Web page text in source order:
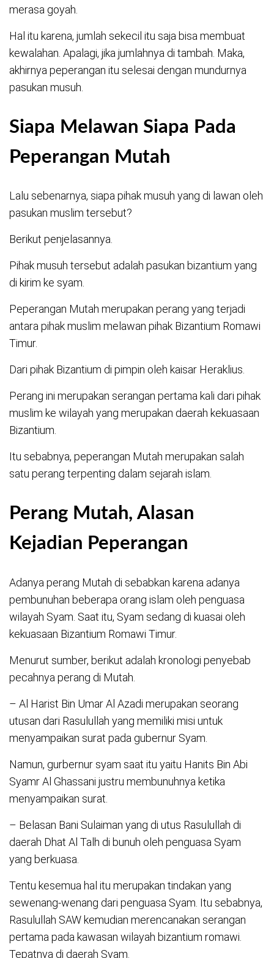
merasa goyah.
Hal itu karena, jumlah sekecil itu saja bisa membuat
kewalahan. Apalagi, jika jumlahnya di tambah. Maka,
akhirnya peperangan itu selesai dengan mundurnya
pasukan musuh.
Siapa Melawan Siapa Pada
Peperangan Mutah
Lalu sebenarnya, siapa pihak musuh yang di lawan oleh
pasukan muslim tersebut?
Berikut penjelasannya.
Pihak musuh tersebut adalah pasukan bizantium yang
di kirim ke syam.
Peperangan Mutah merupakan perang yang terjadi
antara pihak muslim melawan pihak Bizantium Romawi
Timur.
Dari pihak Bizantium di pimpin oleh kaisar Heraklius.
Perang ini merupakan serangan pertama kali dari pihak
muslim ke wilayah yang merupakan daerah kekuasaan
Bizantium.
Itu sebabnya, peperangan Mutah merupakan salah
satu perang terpenting dalam sejarah islam.
Perang Mutah, Alasan
Kejadian Peperangan
Adanya perang Mutah di sebabkan karena adanya
pembunuhan beberapa orang islam oleh penguasa
wilayah Syam. Saat itu, Syam sedang di kuasai oleh
kekuasaan Bizantium Romawi Timur.
Menurut sumber, berikut adalah kronologi penyebab
pecahnya perang di Mutah.
– Al Harist Bin Umar Al Azadi merupakan seorang
utusan dari Rasulullah yang memiliki misi untuk
menyampaikan surat pada gubernur Syam.
Namun, gurbernur syam saat itu yaitu Hanits Bin Abi
Syamr Al Ghassani justru membunuhnya ketika
menyampaikan surat.
– Belasan Bani Sulaiman yang di utus Rasulullah di
daerah Dhat Al Talh di bunuh oleh penguasa Syam
yang berkuasa.
Tentu kesemua hal itu merupakan tindakan yang
sewenang-wenang dari penguasa Syam. Itu sebabnya,
Rasulullah SAW kemudian merencanakan serangan
pertama pada kawasan wilayah bizantium romawi.
Tepatnya di daerah Syam.